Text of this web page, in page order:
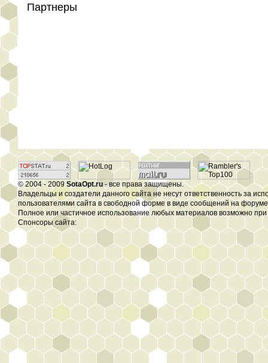
Партнеры
© 2004 - 2009SotaOpt.ru- все права защищены.
Владельцы и создатели данного сайта не несут ответственность за
пользователями сайта в свободной форме в виде сообщений на
Полное или частичное использование любых материалов возможно
Спонсоры сайта: